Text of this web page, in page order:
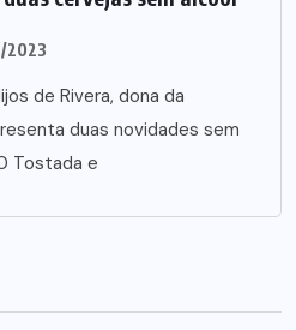
2023
de Rivera, dona da
duas novidades sem
Tostada e